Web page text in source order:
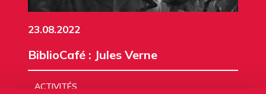
23.08.2022
BiblioCafé : Jules Verne
ACTIVITÉS